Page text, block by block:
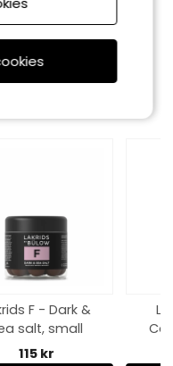
tillbehör
F - Dark &
salt, small
115 kr